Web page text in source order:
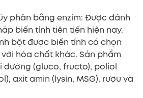
phân bằng enzim: Được đánh
biến tính tiên tiến hiện nay.
bột được biến tính có chọn
hóa chất khác. Sản phẩm
(gluco, fructo), poliol
axit amin (lysin, MSG), rượu và